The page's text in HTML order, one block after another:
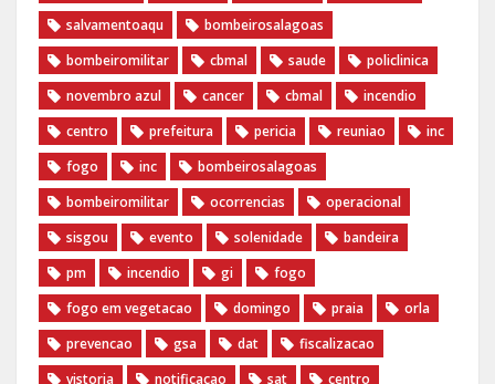
salvamentoaqu
bombeirosalagoas
bombeiromilitar
cbmal saude
policlinica
novembro azul
cancer cbmal
incendio
centro
prefeitura pericia reuniao
inc
fogo
inc
bombeirosalagoas
bombeiromilitar
ocorrencias
operacional
sisgou
evento solenidade
bandeira
pm
incendio gi
fogo
fogo em vegetacao
domingo praia
orla
prevencao
gsa dat
fiscalizacao
vistoria
notificacao sat centro